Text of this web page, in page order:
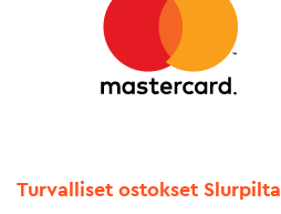
Turvalliset ostokset Slurpilta